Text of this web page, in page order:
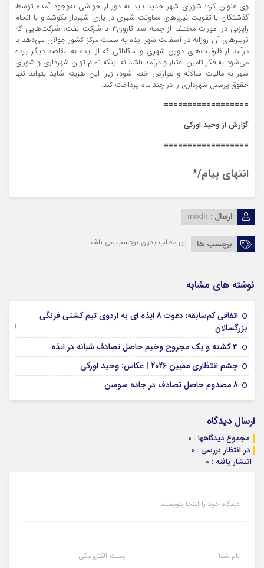
وی عنوان کرد: شورای شهر جدید باید به دور از حواشی به‌وجود آمده توسط
گذشتگان با تقویت نیروهای معاونت شهری در یاری شهردار بکوشد و با انجام
رایزنی در امورات مختلف از جمله سد کارون۳ با شرکت نفت، شرکت‌هایی که
تریلرهای آن روزانه در آسفالت شهر ایذه به سمت مرکز کشور جولان می‌دهد با
درآمد از ظرفیت‌های دورن شهری و امکاناتی که از ایذه به مقاصد دیگر برده
می‌شود به فکر تامین اعتبار و درآمد باشد نه اینکه تمام توان شهرداری و شورای
شهر به مالیات سالانه و عوارض ختم شود، زیرا این هزینه شاید بتواند تنها
حقوق پرسنل شهرداری را در چند ماه پرداخت کند.
==================
گزارش از وحید اورکی
==================
انتهای پیام/*
ارسال : modir
برچسب ها این مطلب بدون برچسب می باشد.
نوشته های مشابه
اتفاقی کم‌سابقه؛ دعوت 8 ایذه ای به اردوی تیم کشتی فرنگی
بزرگسالان
09 جولای 2026
۳ کشته و یک مجروح وخیم حاصل تصادف شبانه در ایذه
چشم انتظاری ممبین 2026 | عکاس: وحید اورکی
8 مصدوم حاصل تصادف در جاده سوسن
ارسال دیدگاه
مجموع دیدگاهها : 0
در انتظار بررسی : 0
انتشار یافته : 0
دیدگاه خود را اینجا بنویسید
نام شما پست الکترونیکی